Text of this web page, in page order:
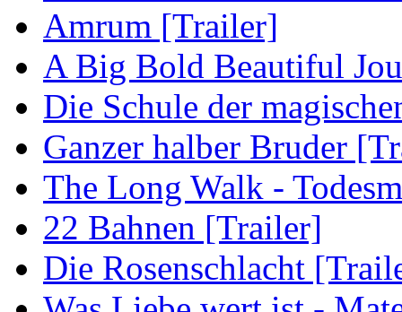
Amrum [Trailer]
A Big Bold Beautiful
Die Schule der
Ganzer halber Bruder
The Long Walk -
22 Bahnen [Trailer]
Die Rosenschlacht